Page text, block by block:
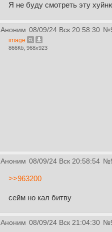
Я не буду смотреть эту
Аноним 08/09/24 Вск 20:58:30 №
image
866Кб, 968x923
Аноним 08/09/24 Вск 20:58:54 №
>>963200
сейм но кал битву
Аноним 08/09/24 Вск 21:04:30 №